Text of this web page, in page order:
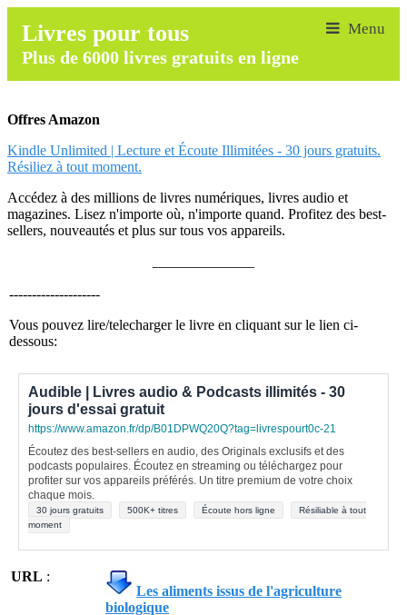
Livres pour tous
Plus de 6000 livres gratuits en ligne
Offres Amazon
Kindle Unlimited | Lecture et Écoute Illimitées - 30 jours gratuits.
Résiliez à tout moment.
Accédez à des millions de livres numériques, livres audio et
magazines. Lisez n'importe où, n'importe quand. Profitez des best-
sellers, nouveautés et plus sur tous vos appareils.
--------------------
Vous pouvez lire/telecharger le livre en cliquant sur le lien ci-
dessous:
Audible | Livres audio & Podcasts illimités - 30
jours d'essai gratuit
https://www.amazon.fr/dp/B01DPWQ20Q?tag=livrespourt0c-21
Écoutez des best-sellers en audio, des Originals exclusifs et des
podcasts populaires. Écoutez en streaming ou téléchargez pour
profiter sur vos appareils préférés. Un titre premium de votre choix
chaque mois.
30 jours gratuits 500K+ titres Écoute hors ligne
Résiliable à tout
moment
URL :
Les aliments issus de l'agriculture
biologique